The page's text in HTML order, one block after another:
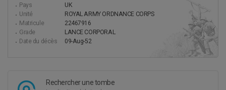
Pays
UK
Unité
ROYAL ARMY ORDNANCE CORPS
Matricule
22467916
Grade
LANCE CORPORAL
Date du décès
09-Aug-52
Rechercher unetombe